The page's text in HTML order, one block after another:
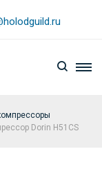
Dorin Н51CS